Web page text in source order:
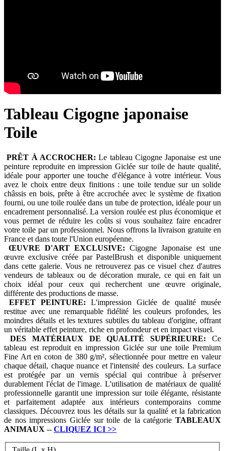
Tableau Cigogne japonaise
Toile
PRÊT À ACCROCHER:Le tableau Cigogne Japonaise est une
peinture reproduite en impression Giclée sur toile de haute qualité,
idéale pour apporter une touche d'élégance à votre intérieur. Vous
avez le choix entre deux finitions : une toile tendue sur un solide
châssis en bois, prête à être accrochée avec le système de fixation
fourni, ou une toile roulée dans un tube de protection, idéale pour un
encadrement personnalisé. La version roulée est plus économique et
vous permet de réduire les coûts si vous souhaitez faire encadrer
votre toile par un professionnel. Nous offrons la livraison gratuite en
France et dans toute l'Union européenne.
ŒUVRE D'ART EXCLUSIVE: Cigogne Japonaise est une
œuvre exclusive créée par PastelBrush et disponible uniquement
dans cette galerie. Vous ne retrouverez pas ce visuel chez d'autres
vendeurs de tableaux ou de décoration murale, ce qui en fait un
choix idéal pour ceux qui recherchent une œuvre originale,
différente des productions de masse.
EFFET PEINTURE: L'impression Giclée de qualité musée
restitue avec une remarquable fidélité les couleurs profondes, les
moindres détails et les textures subtiles du tableau d'origine, offrant
un véritable effet peinture, riche en profondeur et en impact visuel.
DES MATÉRIAUX DE QUALITÉ SUPÉRIEURE: Ce
tableau est reproduit en impression Giclée sur une toile Premium
Fine Art en coton de 380 g/m², sélectionnée pour mettre en valeur
chaque détail, chaque nuance et l'intensité des couleurs. La surface
est protégée par un vernis spécial qui contribue à préserver
durablement l'éclat de l'image. L'utilisation de matériaux de qualité
professionnelle garantit une impression sur toile élégante, résistante
et parfaitement adaptée aux intérieurs contemporains comme
classiques. Découvrez tous les détails sur la qualité et la fabrication
de nos impressions Giclée sur toile de la catégorie TABLEAUX
ANIMAUX -- CLIQUEZ ICI >>